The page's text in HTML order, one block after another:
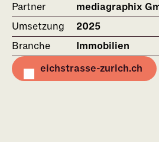
Partner
mediagraphix
Umsetzung
2025
Branche
Immobilien
eichstrasse-zurich.ch